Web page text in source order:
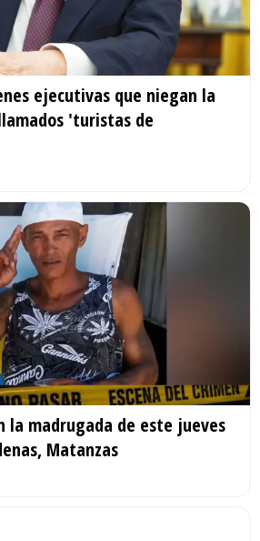
ejecutivas que niegan la
'turistas de
la madrugada de este jueves
Matanzas